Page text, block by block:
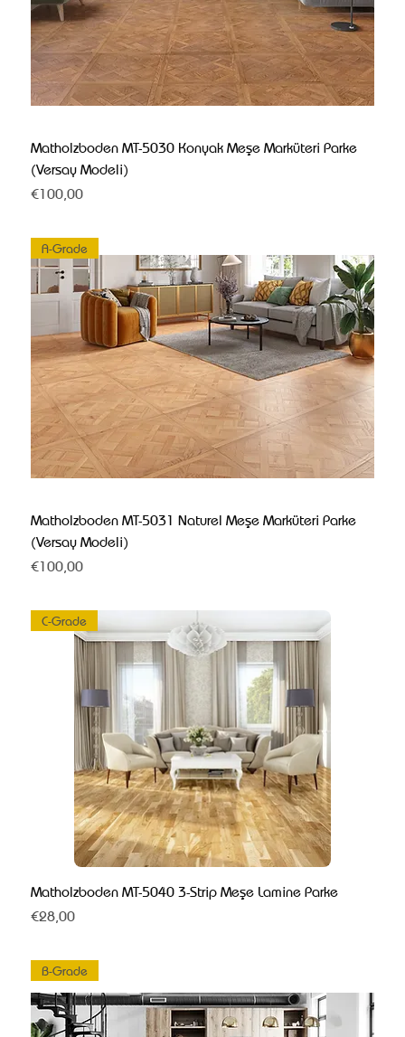
Matholzboden MT-5030 Konyak Meşe Marküteri Parke
(Versay Modeli)
Fiyat
€100,00
A-Grade
Matholzboden MT-5031 Naturel Meşe Marküteri Parke
(Versay Modeli)
Fiyat
€100,00
C-Grade
Matholzboden MT-5040 3-Strip Meşe Lamine Parke
Fiyat
€28,00
B-Grade